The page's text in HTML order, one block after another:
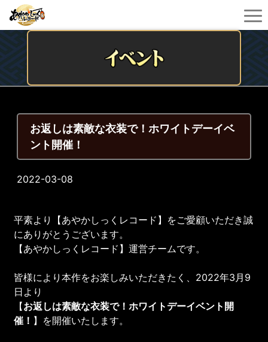
お返しは素敵な衣装で！ホワイトデーイベ
ント開催！
2022-03-08
平素より【あやかしっくレコード】をご愛顧いただき誠
にありがとうございます。
【あやかしっくレコード】運営チームです。
皆様により本作をお楽しみいただきたく、2022年3月9
日より
【お返しは素敵な衣装で！ホワイトデーイベント開
催！ 】を開催いたします。